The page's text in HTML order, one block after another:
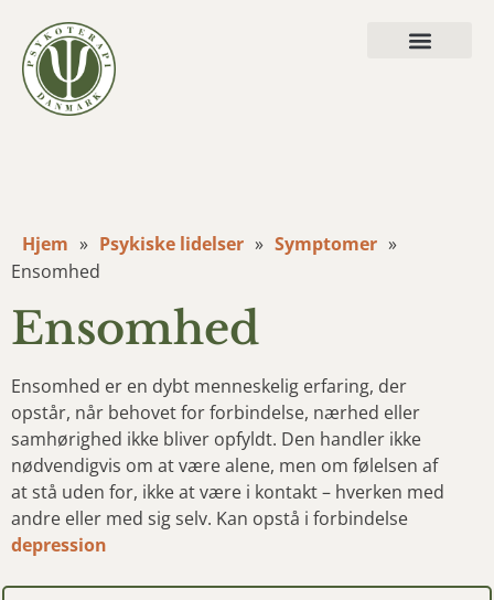
Hjem » Psykiske lidelser » Symptomer »
Ensomhed
Ensomhed
Ensomhed er en dybt menneskelig erfaring, der
opstår, når behovet for forbindelse, nærhed eller
samhørighed ikke bliver opfyldt. Den handler ikke
nødvendigvis om at være alene, men om følelsen af
at stå uden for, ikke at være i kontakt – hverken med
andre eller med sig selv. Kan opstå i forbindelse
depression